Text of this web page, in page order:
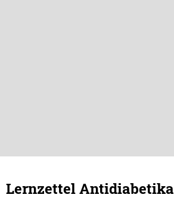
Lernzettel Antidiabetika